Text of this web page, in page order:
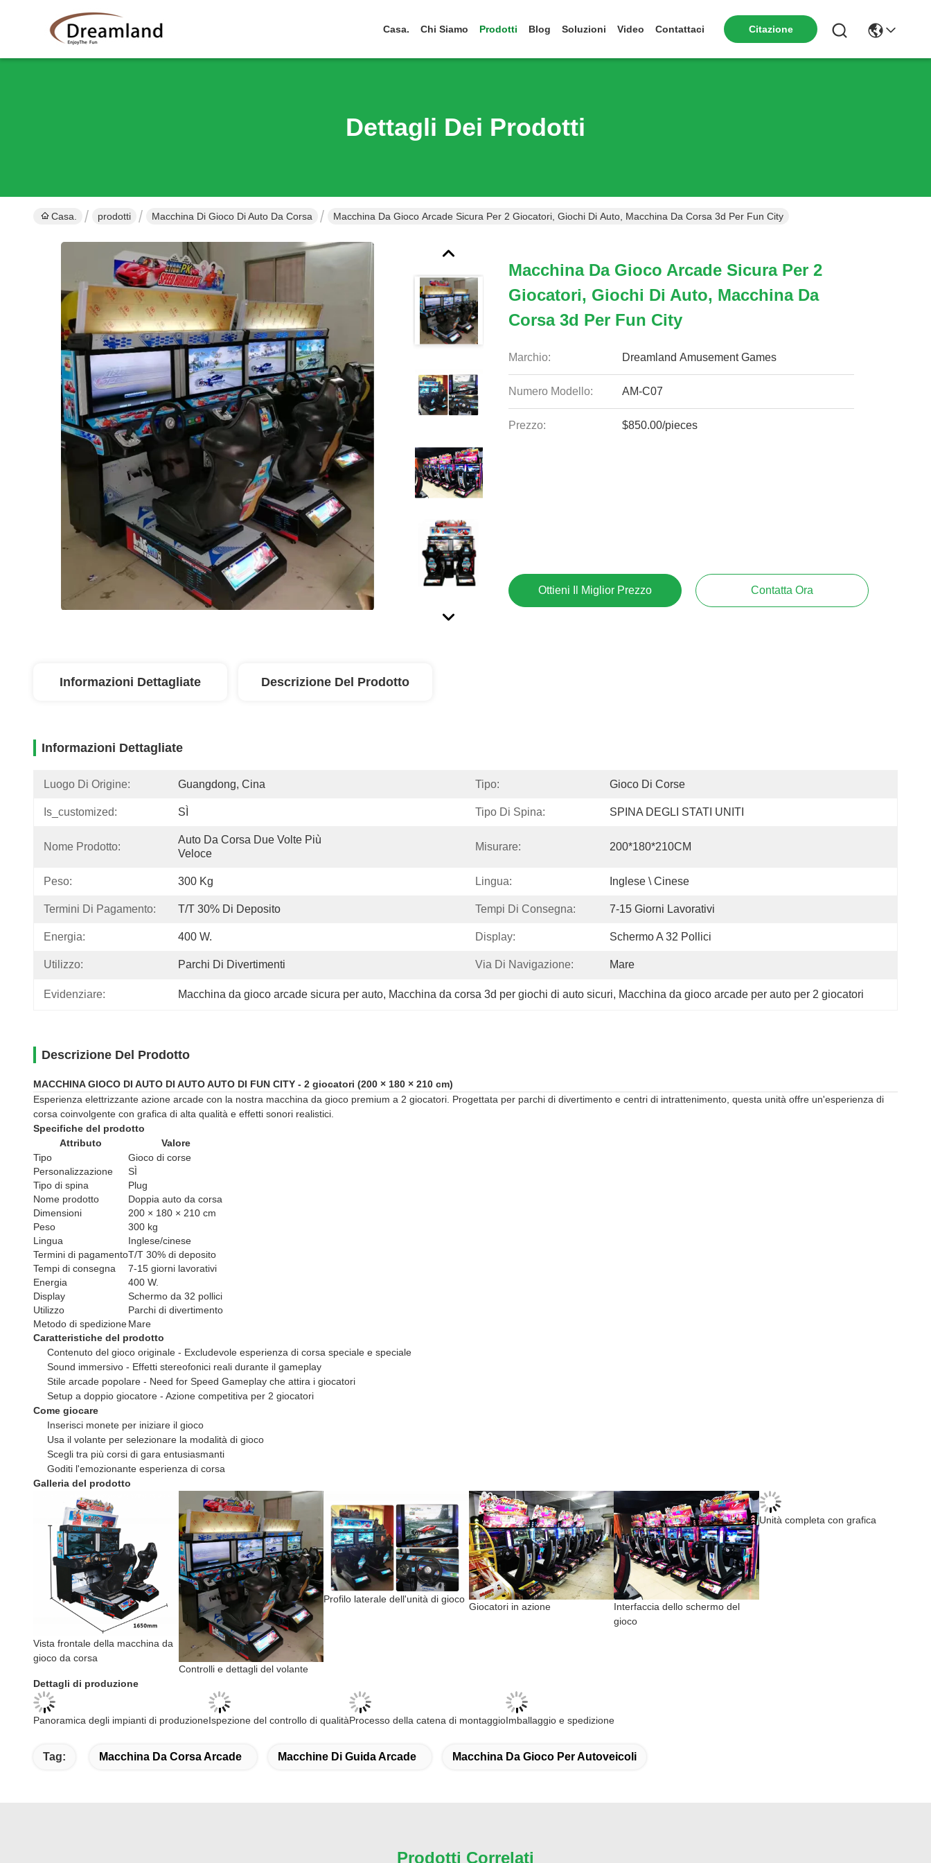
Casa. Chi Siamo Prodotti Blog Soluzioni Video Contattaci Citazione
Dettagli Dei Prodotti
Casa. prodotti Macchina Di Gioco Di Auto Da Corsa Macchina Da Gioco Arcade Sicura Per 2 Giocatori, Giochi Di Auto, Macchina Da Corsa 3d Per Fun City
Macchina Da Gioco Arcade Sicura Per 2
Giocatori, Giochi Di Auto, Macchina Da
Corsa 3d Per Fun City
Marchio: Dreamland Amusement Games
Numero Modello: AM-C07
Prezzo: $850.00/pieces
Ottieni Il Miglior Prezzo Contatta Ora
Informazioni Dettagliate Descrizione Del Prodotto
Informazioni Dettagliate
Luogo Di Origine: Guangdong, Cina Tipo: Gioco Di Corse
Is_customized: SÌ Tipo Di Spina: SPINA DEGLI STATI UNITI
Nome Prodotto:
Auto Da Corsa Due Volte Più
Veloce
Misurare: 200*180*210CM
Peso: 300 Kg Lingua: Inglese \ Cinese
Termini Di Pagamento: T/T 30% Di Deposito Tempi Di Consegna: 7-15 Giorni Lavorativi
Energia: 400 W. Display: Schermo A 32 Pollici
Utilizzo: Parchi Di Divertimenti Via Di Navigazione: Mare
Evidenziare: Macchina da gioco arcade sicura per auto, Macchina da corsa 3d per giochi di auto sicuri, Macchina da gioco arcade per auto per 2 giocatori
Descrizione Del Prodotto
MACCHINA GIOCO DI AUTO DI AUTO AUTO DI FUN CITY - 2 giocatori (200 × 180 × 210 cm)
Esperienza elettrizzante azione arcade con la nostra macchina da gioco premium a 2 giocatori. Progettata per parchi di divertimento e centri di intrattenimento, questa unità offre un'esperienza di
corsa coinvolgente con grafica di alta qualità e effetti sonori realistici.
Specifiche del prodotto
Attributo
Valore
Tipo
Gioco di corse
Personalizzazione
SÌ
Tipo di spina
Plug
Nome prodotto
Doppia auto da corsa
Dimensioni
200 × 180 × 210 cm
Peso
300 kg
Lingua
Inglese/cinese
Termini di pagamentoT/T 30% di deposito
Tempi di consegna
7-15 giorni lavorativi
Energia
400 W.
Display
Schermo da 32 pollici
Utilizzo
Parchi di divertimento
Metodo di spedizioneMare
Caratteristiche del prodotto
Contenuto del gioco originale - Excludevole esperienza di corsa speciale e speciale
Sound immersivo - Effetti stereofonici reali durante il gameplay
Stile arcade popolare - Need for Speed ​​Gameplay che attira i giocatori
Setup a doppio giocatore - Azione competitiva per 2 giocatori
Come giocare
Inserisci monete per iniziare il gioco
Usa il volante per selezionare la modalità di gioco
Scegli tra più corsi di gara entusiasmanti
Goditi l'emozionante esperienza di corsa
Galleria del prodotto
Vista frontale della macchina da
gioco da corsa
Controlli e dettagli del volante
Profilo laterale dell'unità di gioco
Giocatori in azione
Interfaccia dello schermo del
gioco
Unità completa con grafica
Dettagli di produzione